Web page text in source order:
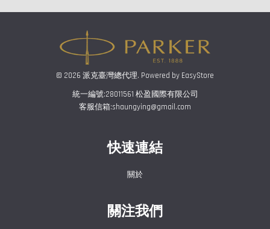
© 2026 派克臺灣總代理. Powered by EasyStore
統一編號:28011561 松盈國際有限公司
客服信箱:shaungying@gmail.com
快速連結
關於
關注我們